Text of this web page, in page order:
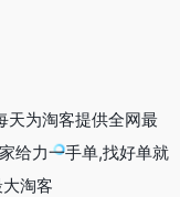
天为淘客提供全网最
给力一手单,找好单就
淘客